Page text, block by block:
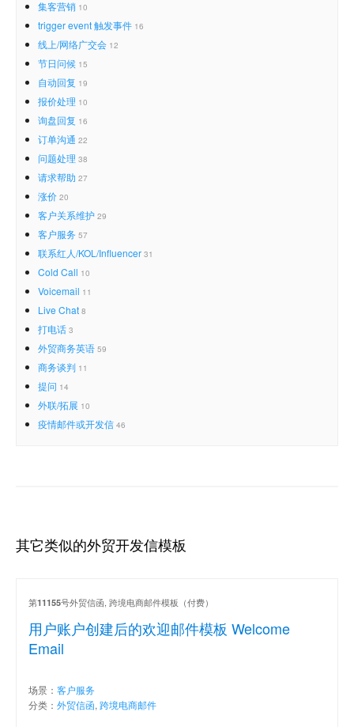
集客营销 10
trigger event 触发事件 16
线上/网络广交会 12
节日问候 15
自动回复 19
报价处理 10
询盘回复 16
订单沟通 22
问题处理 38
请求帮助 27
涨价 20
客户关系维护 29
客户服务 57
联系红人/KOL/Influencer 31
Cold Call 10
Voicemail 11
Live Chat 8
打电话 3
外贸商务英语 59
商务谈判 11
提问 14
外联/拓展 10
疫情邮件或开发信 46
其它类似的外贸开发信模板
用户账户创建后的欢迎邮件模板 Welcome
Email
第11155号外贸信函, 跨境电商邮件模板（付费）
场景： 客户服务
分类： 外贸信函, 跨境电商邮件